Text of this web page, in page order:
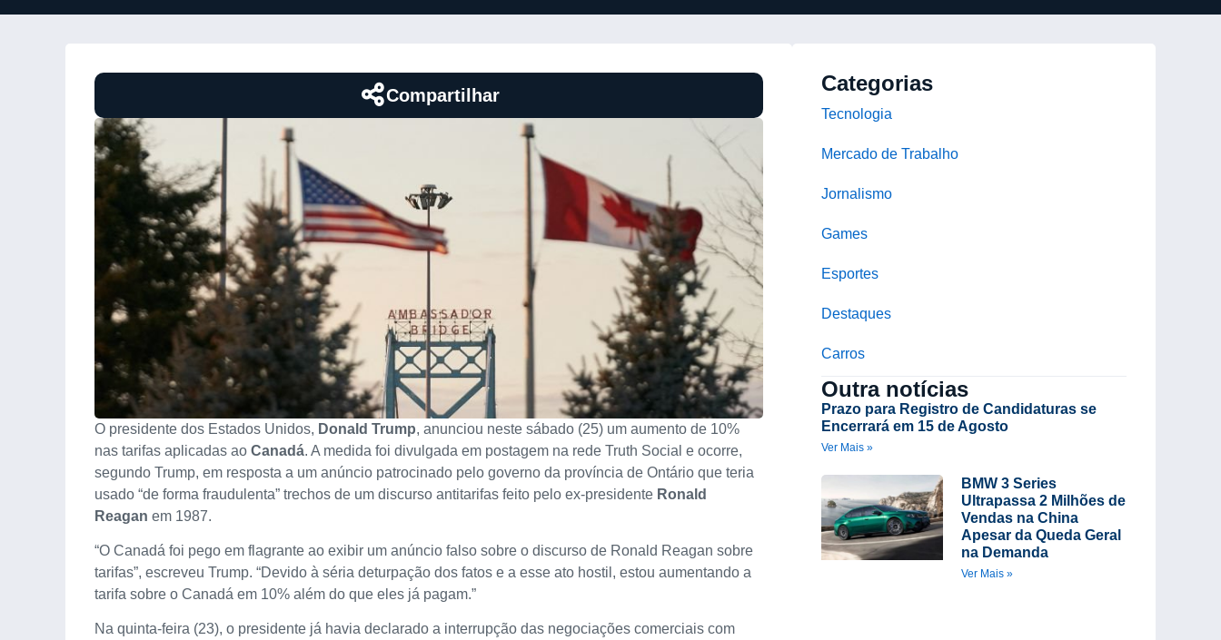
Compartilhar
O presidente dos Estados Unidos, Donald Trump, anunciou neste sábado (25) um aumento de 10%
nas tarifas aplicadas ao Canadá. A medida foi divulgada em postagem na rede Truth Social e ocorre,
segundo Trump, em resposta a um anúncio patrocinado pelo governo da província de Ontário que teria
usado “de forma fraudulenta” trechos de um discurso antitarifas feito pelo ex-presidente Ronald
Reagan em 1987.
“O Canadá foi pego em flagrante ao exibir um anúncio falso sobre o discurso de Ronald Reagan sobre
tarifas”, escreveu Trump. “Devido à séria deturpação dos fatos e a esse ato hostil, estou aumentando a
tarifa sobre o Canadá em 10% além do que eles já pagam.”
Na quinta-feira (23), o presidente já havia declarado a interrupção das negociações comerciais com
Categorias
Tecnologia
Mercado de Trabalho
Jornalismo
Games
Esportes
Destaques
Carros
Outra notícias
Prazo para Registro de Candidaturas se
Encerrará em 15 de Agosto
Ver Mais »
BMW 3 Series
Ultrapassa 2 Milhões de
Vendas na China
Apesar da Queda Geral
na Demanda
Ver Mais »